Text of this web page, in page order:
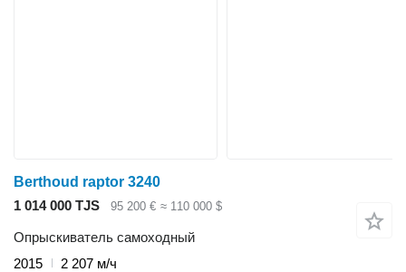
Berthoud raptor 3240
1 014 000 TJS
95 200 € ≈ 110 000 $
Опрыскиватель самоходный
2015
2 207 м/ч